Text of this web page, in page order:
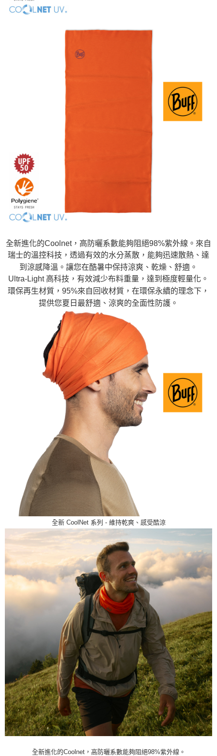
全新進化的Coolnet，高防曬系數能夠阻絕98%紫外線。來自
瑞士的溫控科技，透過有效的水分蒸散，能夠迅速散熱、達
到涼感降溫。讓您在酷暑中保持涼爽、乾燥、舒適。
Ultra-Light 高科技，有效減少布料重量，達到極度輕量化。
環保再生材質，95%來自回收材質，在環保永續的理念下，
提供您夏日最舒適、涼爽的全面性防護。
全新 CoolNet 系列 - 維持乾爽、感受酷涼
全新進化的Coolnet，高防曬系數能夠阻絕98%紫外線。